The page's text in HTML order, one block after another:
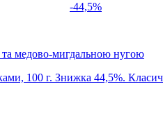
-44,5%
медово-мигдальною нугою
100 г. Знижка 44,5%.